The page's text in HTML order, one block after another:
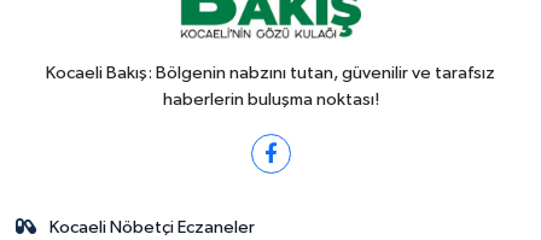
Kocaeli Bakış: Bölgenin nabzını tutan, güvenilir ve tarafsız
haberlerin buluşma noktası!
Kocaeli Nöbetçi Eczaneler